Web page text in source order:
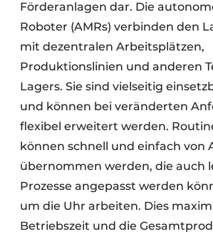
Förderanlagen dar. Die
Roboter (AMRs) verbinden den
mit dezentralen Arbeitsplätzen,
Produktionslinien und anderen
Lagers. Sie sind vielseitig
und können bei veränderten
flexibel erweitert werden.
können schnell und einfach von
übernommen werden, die auch
Prozesse angepasst werden
um die Uhr arbeiten. Dies
Betriebszeit und die